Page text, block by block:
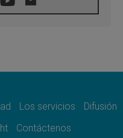
no se compra con una
Genazzano
Los servicios
Difusión
Contáctenos